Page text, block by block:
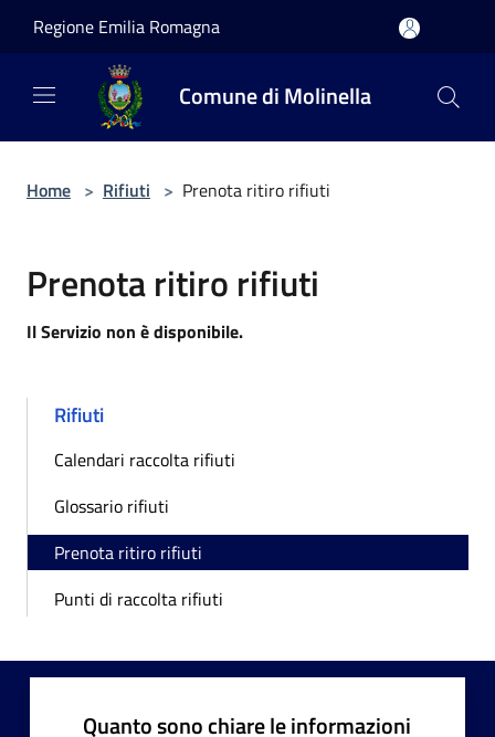
Regione Emilia Romagna
Comune di Molinella
Home > Rifiuti > Prenota ritiro rifiuti
Prenota ritiro rifiuti
Il Servizio non è disponibile.
Rifiuti
Calendari raccolta rifiuti
Glossario rifiuti
Prenota ritiro rifiuti
Punti di raccolta rifiuti
Quanto sono chiare le informazioni